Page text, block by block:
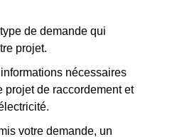
de demande qui
projet.
nécessaires
projet de raccordement et
votre demande, un